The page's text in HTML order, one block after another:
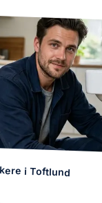
iToftlund